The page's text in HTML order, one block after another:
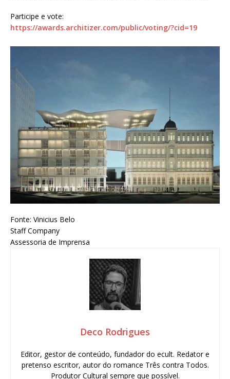
Participe e vote:
https://awards.architizer.com/public/voting/?cid=19
Fonte: Vinicius Belo
Staff Company
Assessoria de Imprensa
Deco Rodrigues
Editor, gestor de conteúdo, fundador do ecult. Redator e
pretenso escritor, autor do romance Três contra Todos.
Produtor Cultural sempre que possível.